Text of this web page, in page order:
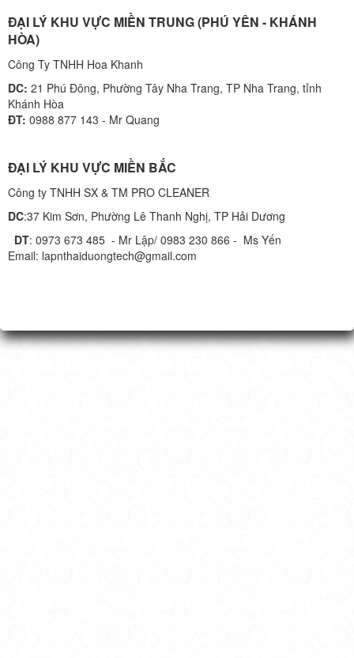
ĐẠI LÝ KHU VỰC MIỀN TRUNG (PHÚ YÊN - KHÁNH
HÒA)
Công Ty TNHH Hoa Khanh
DC: 21 Phú Đông, Phường Tây Nha Trang, TP Nha Trang, tỉnh
Khánh Hòa
ĐT: 0988 877 143 - Mr Quang
ĐẠI LÝ KHU VỰC MIỀN BẮC
Công ty TNHH SX & TM PRO CLEANER
DC:37 Kim Sơn, Phường Lê Thanh Nghị, TP Hải Dương
DT: 0973 673 485 - Mr Lập/ 0983 230 866 - Ms Yến
Email: lapnthaiduongtech@gmail.com